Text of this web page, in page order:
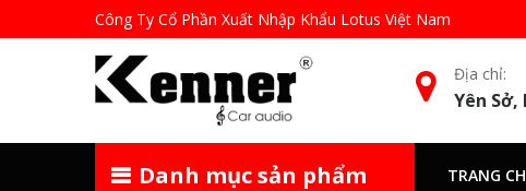
Công Ty Cổ Phần Xuất Nhập Khẩu Lotus Việt Nam
Địa chỉ:
Yên
Danh mục sản phẩm TRANG